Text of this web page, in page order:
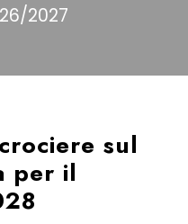
2027
sul
per il